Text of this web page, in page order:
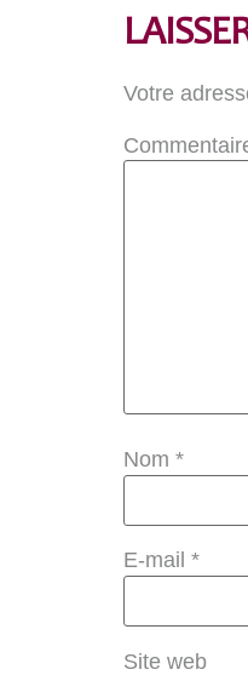
Votre
Nom *
E-mail *
Site web